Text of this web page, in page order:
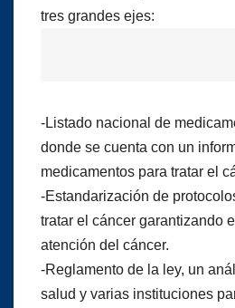
tres grandes ejes:
-Listado nacional de
donde se cuenta con un
medicamentos para tratar el
-Estandarización de
tratar el cáncer garantizando
atención del cáncer.
-Reglamento de la ley, un
salud y varias instituciones